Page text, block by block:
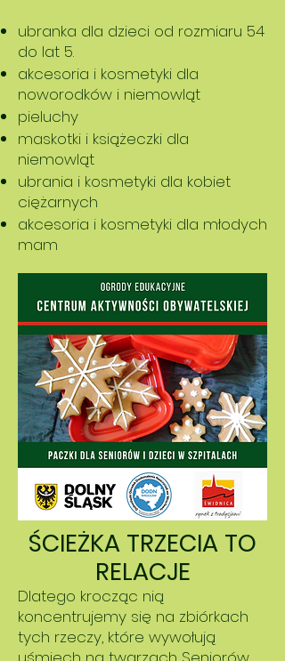
ubranka dla dzieci od rozmiaru 54
do lat 5.
akcesoria i kosmetyki dla
noworodków i niemowląt
pieluchy
maskotki i książeczki dla
niemowląt
ubrania i kosmetyki dla kobiet
ciężarnych
​akcesoria i kosmetyki dla młodych
mam
ŚCIEŻKA TRZECIA TO
RELACJE
Dlatego krocząc nią
koncentrujemy się na zbiórkach
tych rzeczy, które wywołują